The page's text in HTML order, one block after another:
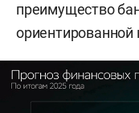
преимущество
ориентированной